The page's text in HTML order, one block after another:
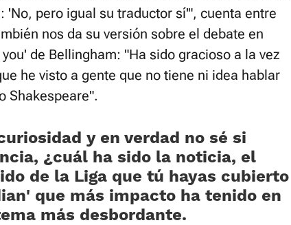
'No, pero igual su traductor sí'", cuenta entre
nos da su versión sobre el debate en
de Bellingham: "Ha sido gracioso a la vez
he visto a gente que no tiene ni idea hablar
Shakespeare".
y en verdad no sé si
¿cuál ha sido la noticia, el
de la Liga que tú hayas cubierto
que más impacto ha tenido en
más desbordante.